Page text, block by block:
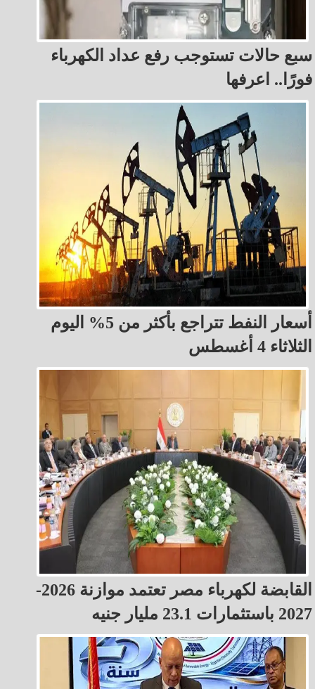
سبع حالات تستوجب رفع عداد الكهرباء
فورًا.. اعرفها
أسعار النفط تتراجع بأكثر من 5% اليوم
الثلاثاء 4 أغسطس
القابضة لكهرباء مصر تعتمد موازنة 2026-
2027 باستثمارات 23.1 مليار جنيه